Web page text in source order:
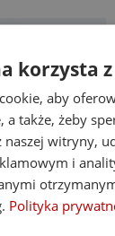
korzysta
aby
a także, żeby
naszej witryny,
i
Polityka